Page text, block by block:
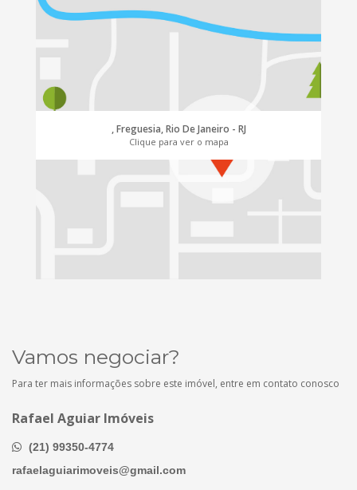
, Freguesia, Rio De Janeiro - RJ
Clique para ver o mapa
Vamos negociar?
Para ter mais informações sobre este imóvel, entre em contato conosco
Rafael Aguiar Imóveis
(21) 99350-4774
rafaelaguiarimoveis@gmail.com